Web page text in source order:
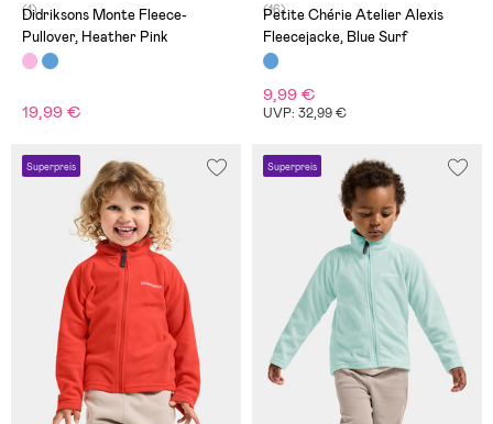
(1)
Didriksons Monte Fleece-
Pullover, Heather Pink
19,99 €
(16)
Petite Chérie Atelier Alexis
Fleecejacke, Blue Surf
9,99 €
UVP: 32,99 €
Superpreis Superpreis